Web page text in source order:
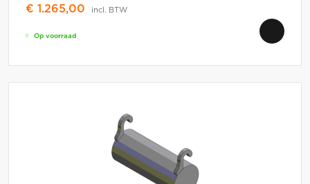
€ 1.265,00 incl. BTW
Op voorraad